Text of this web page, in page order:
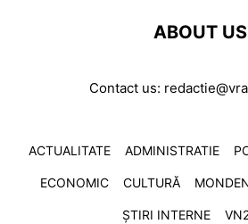
ABOUT US
Contact us:
ACTUALITATE ADMINISTRATIE
ECONOMIC CULTURĂ
ȘTIRI INTERNE